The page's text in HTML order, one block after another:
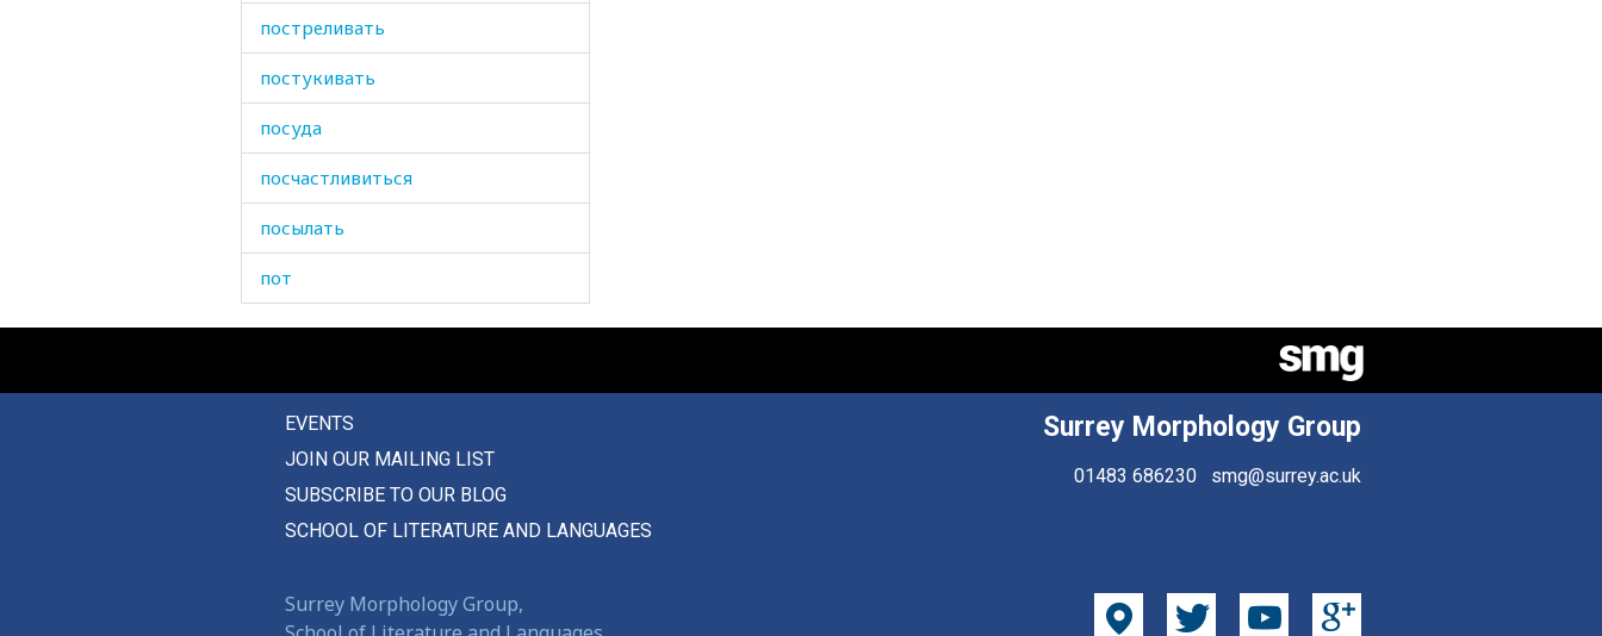
постреливать
постукивать
посуда
посчастливиться
посылать
пот
потемнение
потник
потолок
потомство
EVENTS
JOIN OUR MAILING LIST
SUBSCRIBE TO OUR BLOG
SCHOOL OF LITERATURE AND LANGUAGES
Surrey Morphology Group
01483 686230 smg@surrey.ac.uk
Surrey Morphology Group,